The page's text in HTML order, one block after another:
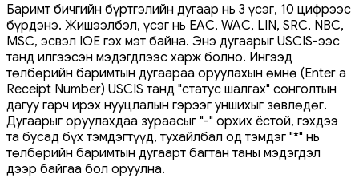
Баримт бичгийн бүртгэлийн дугаар нь 3 үсэг, 10 цифрээс
бүрдэнэ. Жишээлбэл, үсэг нь EAC, WAC, LIN, SRC, NBC,
MSC, эсвэл IOE гэх мэт байна. Энэ дугаарыг USCIS-ээс
танд илгээсэн мэдэгдлээс харж болно. Ингээд
төлбөрийн баримтын дугаараа оруулахын өмнө (Enter a
Receipt Number) USCIS танд "статус шалгах" сонголтын
дагуу гарч ирэх нууцлалын гэрээг уншихыг зөвлөдөг.
Дугаарыг оруулахдаа зураасыг "-" орхих ёстой, гэхдээ
та бусад бүх тэмдэгтүүд, тухайлбал од тэмдэг "*" нь
төлбөрийн баримтын дугаарт багтан таны мэдэгдэл
дээр байгаа бол оруулна.